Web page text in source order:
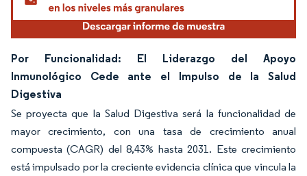
Por Funcionalidad: El Liderazgo del Apoyo
Inmunológico Cede ante el Impulso de la Salud
Digestiva
Se proyecta que la Salud Digestiva será la funcionalidad de
mayor crecimiento, con una tasa de crecimiento anual
compuesta (CAGR) del 8,43% hasta 2031. Este crecimiento
está impulsado por la creciente evidencia clínica que vincula la